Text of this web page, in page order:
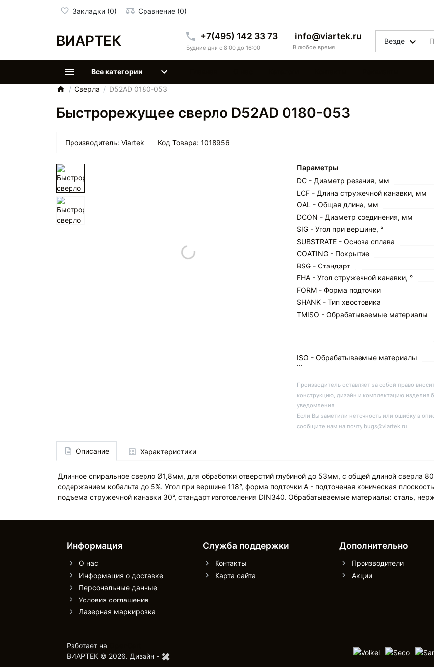
Закладки (0) Сравнение (0)
ВИАРТЕК +7(495) 142 33 73
Будние дни с 8:00 до 16:00
info@viartek.ru
В любое время
Везде
Все категории
Сверла D52AD 0180-053
Быстрорежущее сверло D52AD 0180-053
Производитель: Viartek Код Товара: 1018956
Параметры
DC - Диаметр резания, мм
LCF - Длина стружечной канавки, мм
OAL - Общая длина, мм
DCON - Диаметр соединения, мм
SIG - Угол при вершине, °
SUBSTRATE - Основа сплава
COATING - Покрытие
BSG - Стандарт
FHA - Угол стружечной канавки, °
FORM - Форма подточки
SHANK - Тип хвостовика
TMISO - Обрабатываемые материалы
ISO - Обрабатываемые материалы
...
Производитель оставляет за собой право
конструкцию, дизайн и комплектацию изделия
уведомления.
Если Вы заметили неточность или ошибку в
сообщите нам на почту bugs@viartek.ru
Описание Характеристики
Длинное спиральное сверло Ø1,8мм, для обработки отверстий глубиной до 53мм, с общей длиной сверла
содержанием кобальта до 5%. Угол при вершине 118°, форма подточки A - подточеная коническая
подъема стружечной канавки 30°, стандарт изготовления DIN340. Обрабатываемые материалы: сталь,
Информация
О нас
Информация о доставке
Персональные данные
Условия соглашения
Лазерная маркировка
Служба поддержки
Контакты
Карта сайта
Дополнительно
Производители
Акции
Работает на
ВИАРТЕК © 2026. Дизайн -